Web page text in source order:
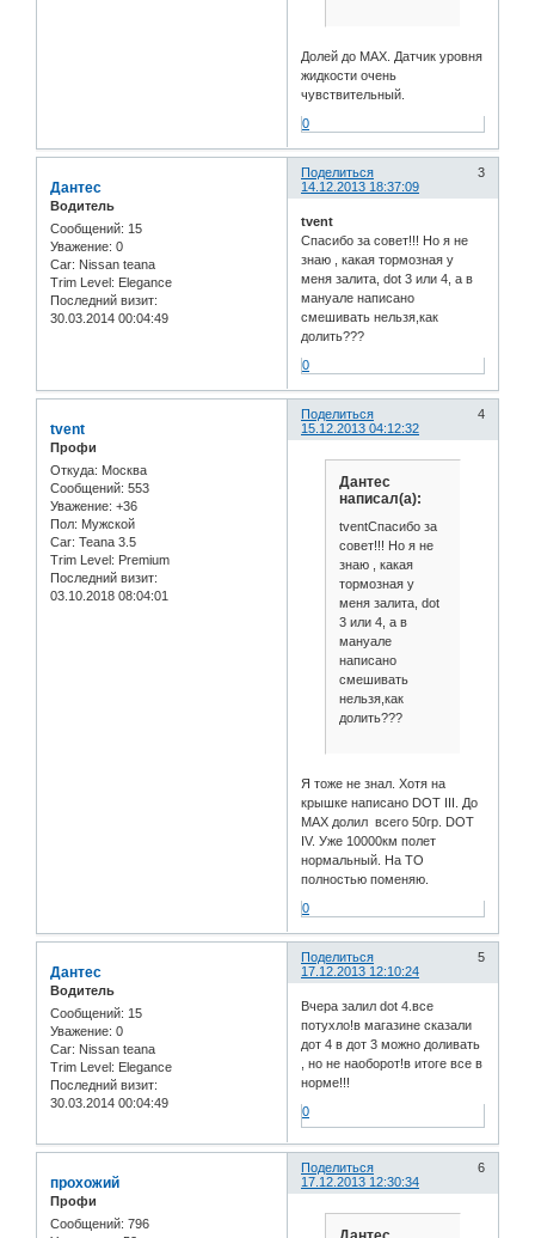
Долей до MAX. Датчик уровня
жидкости очень
чувствительный.
0
Поделиться
3
14.12.2013 18:37:09
Дантес
Водитель
Сообщений: 15
Уважение: 0
Car: Nissan teana
Trim Level: Elegance
Последний визит:
30.03.2014 00:04:49
tvent
Спасибо за совет!!! Но я не
знаю , какая тормозная у
меня залита, dot 3 или 4, а в
мануале написано
смешивать нельзя,как
долить???
0
Поделиться
4
15.12.2013 04:12:32
tvent
Профи
Откуда: Москва
Сообщений: 553
Уважение: +36
Пол: Мужской
Car: Teana 3.5
Trim Level: Premium
Последний визит:
03.10.2018 08:04:01
Дантес
написал(а):
tventСпасибо за
совет!!! Но я не
знаю , какая
тормозная у
меня залита, dot
3 или 4, а в
мануале
написано
смешивать
нельзя,как
долить???
Я тоже не знал. Хотя на
крышке написано DOT III. До
MAX долил всего 50гр. DOT
IV. Уже 10000км полет
нормальный. На ТО
полностью поменяю.
0
Поделиться
5
17.12.2013 12:10:24
Дантес
Водитель
Сообщений: 15
Уважение: 0
Car: Nissan teana
Trim Level: Elegance
Последний визит:
30.03.2014 00:04:49
Вчера залил dot 4.все
потухло!в магазине сказали
дот 4 в дот 3 можно доливать
, но не наоборот!в итоге все в
норме!!!
0
Поделиться
6
17.12.2013 12:30:34
прохожий
Профи
Сообщений: 796